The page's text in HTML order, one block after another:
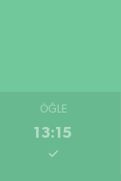
ÖĞLE
13:15